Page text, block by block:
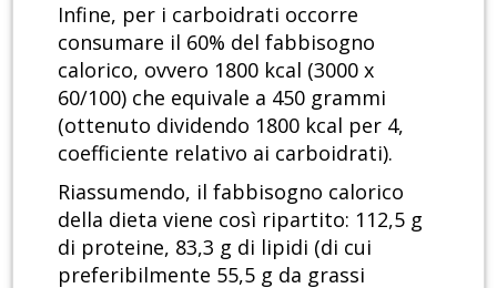
Infine, per i carboidrati occorre
consumare il 60% del fabbisogno
calorico, ovvero 1800 kcal (3000 x
60/100) che equivale a 450 grammi
(ottenuto dividendo 1800 kcal per 4,
coefficiente relativo ai carboidrati).
Riassumendo, il fabbisogno calorico
della dieta viene così ripartito: 112,5 g
di proteine, 83,3 g di lipidi (di cui
preferibilmente 55,5 g da grassi